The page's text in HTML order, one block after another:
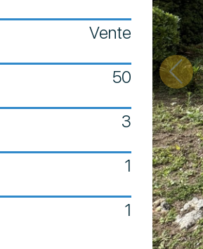
Vente
50
3
1
1